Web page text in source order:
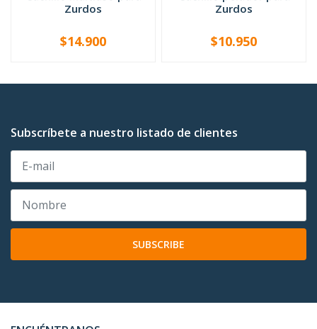
Zurdos
AGOTADO
$14.900
Zurdos
AGOTADO
$10.950
Subscríbete a nuestro listado de clientes
SUBSCRIBE